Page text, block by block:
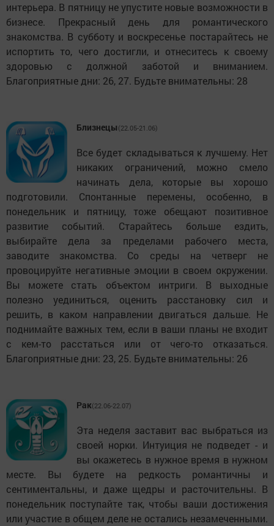
интерьера. В пятницу не упустите новые возможности в
бизнесе. Прекрасный день для романтического
знакомства. В субботу и воскресенье постарайтесь не
испортить то, чего достигли, и отнеситесь к своему
здоровью с должной заботой и вниманием.
Благоприятные дни: 26, 27. Будьте внимательны: 28
Близнецы (22.05-21.06)
Все будет складываться к лучшему. Нет
никаких ограничений, можно смело
начинать дела, которые вы хорошо
подготовили. Спонтанные перемены, особенно, в
понедельник и пятницу, тоже обещают позитивное
развитие событий. Старайтесь больше ездить,
выбирайте дела за пределами рабочего места,
заводите знакомства. Со среды на четверг не
провоцируйте негативные эмоции в своем окружении.
Вы можете стать объектом интриги. В выходные
полезно уединиться, оценить расстановку сил и
решить, в каком направлении двигаться дальше. Не
поднимайте важных тем, если в ваши планы не входит
с кем-то расстаться или от чего-то отказаться.
Благоприятные дни: 23, 25. Будьте внимательны: 26
Рак(22.06-22.07)
Эта неделя заставит вас выбраться из
своей норки. Интуиция не подведет - и
вы окажетесь в нужное время в нужном
месте. Вы будете на редкость романтичны и
сентиментальны, и даже щедры и расточительны. В
понедельник поступайте так, чтобы ваши достижения
или участие в общем деле не остались незамеченными.